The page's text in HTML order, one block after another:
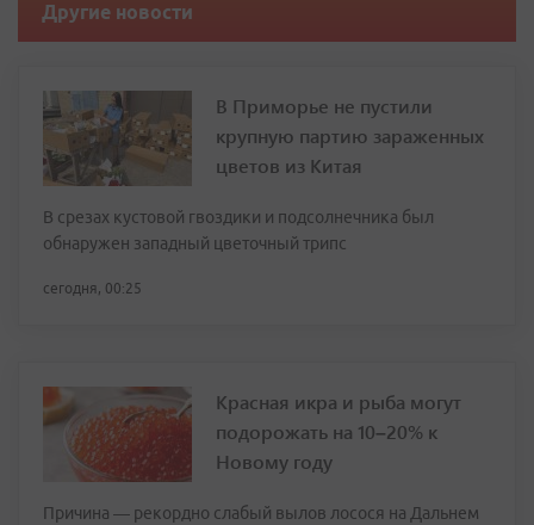
Другие новости
В Приморье не пустили
крупную партию зараженных
цветов из Китая
В срезах кустовой гвоздики и подсолнечника был
обнаружен западный цветочный трипс
сегодня, 00:25
Красная икра и рыба могут
подорожать на 10–20% к
Новому году
Причина — рекордно слабый вылов лосося на Дальнем